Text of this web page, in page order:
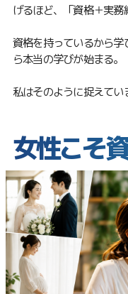
げるほど、「資格＋実務
資格を持っているから
ら本当の学びが始まる。
私はそのように捉えてい
女性こそ